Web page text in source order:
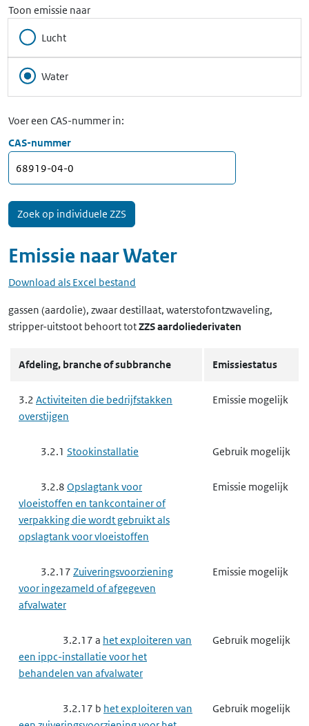
Toon emissie naar
Lucht
Water
Voer een CAS-nummer in:
CAS-nummer
Emissie naarWater
Download als Excel bestand
gassen (aardolie), zwaar destillaat, waterstofontzwaveling,
stripper-uitstoot behoort totZZS aardoliederivaten
Afdeling, branche of subbranche Emissiestatus
3.2 Activiteiten die bedrijfstakken
overstijgen
Emissie mogelijk
3.2.1 Stookinstallatie Gebruik mogelijk
3.2.8 Opslagtank voor
vloeistoffen en tankcontainer of
verpakking die wordt gebruikt als
opslagtank voor vloeistoffen
Emissie mogelijk
3.2.17 Zuiveringsvoorziening
voor ingezameld of afgegeven
afvalwater
Emissie mogelijk
3.2.17 a het exploiteren van
een ippc-installatie voor het
behandelen van afvalwater
Gebruik mogelijk
3.2.17 b het exploiteren van
Gebruik mogelijk